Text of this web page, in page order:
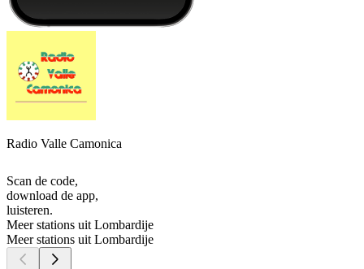
Radio Valle Camonica
Scan de code,
download de app,
luisteren.
Meer stations uit Lombardije
Meer stations uit Lombardije